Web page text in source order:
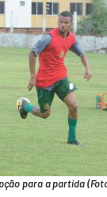
para a partida